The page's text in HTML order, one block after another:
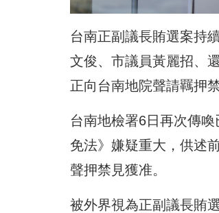
台南正副議長賄選案持
文俊、市議員黃麗招、
正向台南地院聲請羈押禁
台南地檢署6日再次傳
免法》嫌疑重大，供述
聲押禁見獲准。
被外界視為正副議長賄